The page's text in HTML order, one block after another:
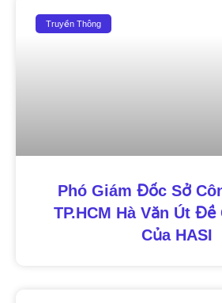
Truyền Thông
Phó Giám Đốc Sở
TP.HCM Hà Văn Út Đề
Của HASI